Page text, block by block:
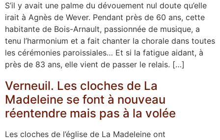
S’il y avait une palme du dévouement nul doute qu’elle
irait à Agnès de Wever. Pendant près de 60 ans, cette
habitante de Bois-Arnault, passionnée de musique, a
tenu l’harmonium et a fait chanter la chorale dans toutes
les cérémonies paroissiales… Et si la fatigue aidant, à
près de 83 ans, elle vient de passer le relais. […]
Verneuil. Les cloches de La
Madeleine se font à nouveau
réentendre mais pas à la volée
Les cloches de l’église de La Madeleine ont